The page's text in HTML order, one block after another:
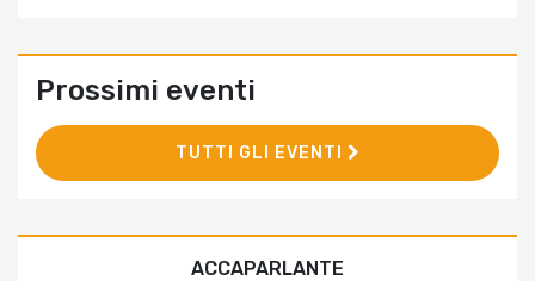
Prossimi eventi
TUTTI GLI EVENTI
ACCAPARLANTE